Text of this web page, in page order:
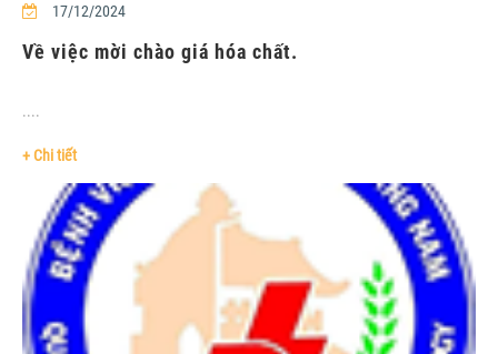
17/12/2024
Về việc mời chào giá hóa chất.
....
+ Chi tiết